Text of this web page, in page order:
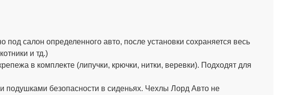
салон определенного авто, после установки сохраняется весь
и тд.)
в комплекте (липучки, крючки, нитки, веревки). Подходят для
безопасности в сиденьях. Чехлы Лорд Авто не